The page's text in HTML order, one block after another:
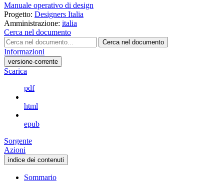
Manuale operativo di design
Progetto: Designers Italia
Amministrazione: italia
Cerca nel documento
Cerca nel documento
Informazioni
versione-corrente
Scarica
pdf
html
epub
Sorgente
Azioni
indice dei contenuti
Sommario